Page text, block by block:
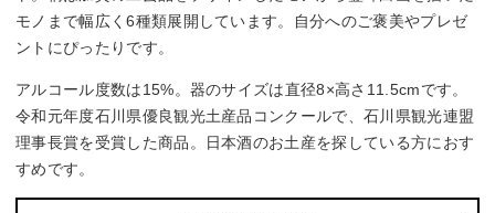
モノまで幅広く6種類展開しています。自分へのご褒美やプレゼ
ントにぴったりです。
アルコール度数は15%。器のサイズは直径8×高さ11.5cmです。
令和元年度石川県優良観光土産品コンクールで、石川県観光連盟
理事長賞を受賞した商品。日本酒のお土産を探している方におす
すめです。